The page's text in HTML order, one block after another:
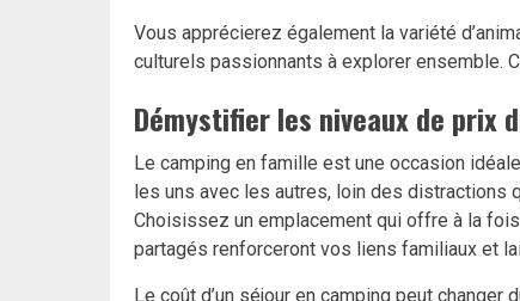
Vous apprécierez également la variété
culturels passionnants à explorer ensemble.
Démystifier les niveaux de prix
Le camping en famille est une occasion
les uns avec les autres, loin des distractions
Choisissez un emplacement qui offre à la
partagés renforceront vos liens familiaux et
Le coût d’un séjour en camping peut